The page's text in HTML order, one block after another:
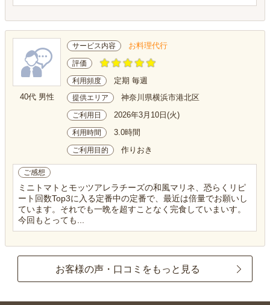
40代 男性
サービス内容 お料理代行
評価
利用頻度 定期 毎週
提供エリア 神奈川県横浜市港北区
ご利用日 2026年3月10日(火)
利用時間 3.0時間
ご利用目的 作りおき
ご感想
ミニトマトとモッツアレラチーズの和風マリネ、恐らくリピ
ート回数Top3に入る定番中の定番で、最近は倍量でお願いし
ています。それでも一晩を超すことなく完食していまいす。
今回もとっても...
お客様の声・口コミをもっと見る